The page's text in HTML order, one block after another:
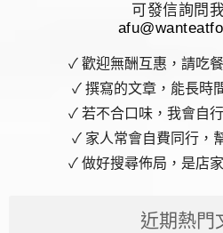
可發信詢問
✓ 歡迎無酬互惠，請吃
✓ 撰寫的文章，能長時
✓ 若不合口味，我會自
✓ 家人常會自費同行，
✓ 做好搜尋佈局，是店
近期熱門